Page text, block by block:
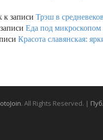
к записи Трэш в
Еда под микроскопом
Красота славянская:
. All Rights Reserved. |